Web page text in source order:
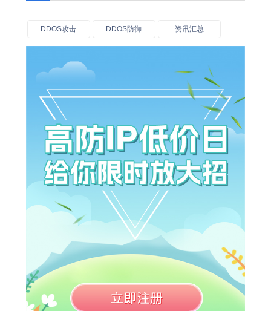
DDOS攻击 DDOS防御 资讯汇总